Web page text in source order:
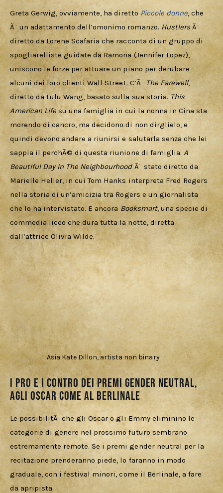
Greta Gerwig, ovviamente, ha diretto Piccole donne, che
Ã¨ un adattamento dell’omonimo romanzo. Hustlers Ã¨
diretto da Lorene Scafaria che racconta di un gruppo di
spogliarelliste guidate da Ramona (Jennifer Lopez),
uniscono le forze per attuare un piano per derubare
alcuni dei loro clienti Wall Street. C’Ã¨ The Farewell,
diretto da Lulu Wang, basato sulla sua storia. This
American Life su una famiglia in cui la nonna in Cina sta
morendo di cancro, ma decidono di non dirglielo, e
quindi devono andare a riunirsi e salutarla senza che lei
sappia il perchÃ© di questa riunione di famiglia. A
Beautiful Day In The Neighbourhood Ã¨ stato diretto da
Marielle Heller, in cui Tom Hanks interpreta Fred Rogers
nella storia di un’amicizia tra Rogers e un giornalista
che lo ha intervistato. E ancora Booksmart, una specie di
commedia liceo che dura tutta la notte, diretta
dall’attrice Olivia Wilde.
Asia Kate Dillon, artista non binary
I pro e i contro dei premi gender neutral,
agli Oscar come al Berlinale
Le possibilitÃ  che gli Oscar o gli Emmy eliminino le
categorie di genere nel prossimo futuro sembrano
estremamente remote. Se i premi gender neutral per la
recitazione prenderanno piede, lo faranno in modo
graduale, con i festival minori, come il Berlinale, a fare
da apripista.